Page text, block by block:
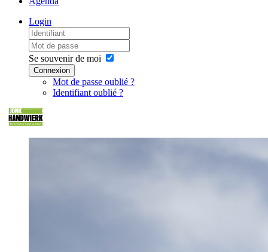
Login
Se souvenir de moi
Connexion
Mot de passe oublié ?
Identifiant oublié ?